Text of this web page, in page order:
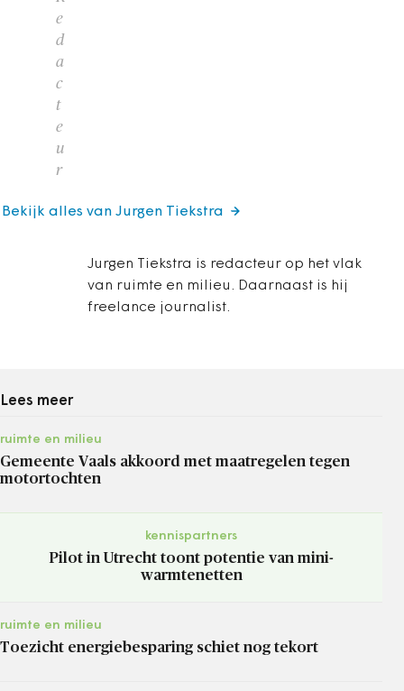
e
d
a
c
t
e
u
r
Jurgen Tiekstra is redacteur op het vlak
van ruimte en milieu. Daarnaast is hij
freelance journalist.
Bekijk alles van Jurgen Tiekstra
Lees meer
ruimte en milieu
Gemeente Vaals akkoord met maatregelen tegen
motortochten
kennispartners
Pilot in Utrecht toont potentie van mini-
warmtenetten
ruimte en milieu
Toezicht energiebesparing schiet nog tekort